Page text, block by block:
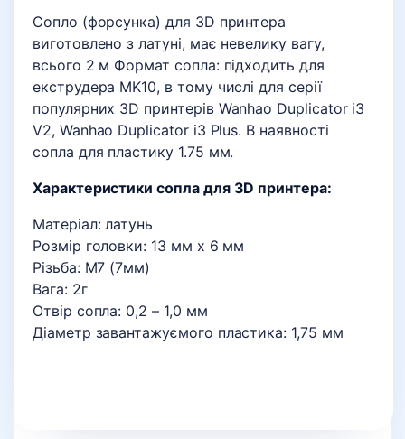
Сопло (форсунка) для 3D принтера
виготовлено з латуні, має невелику вагу,
всього 2 м Формат сопла: підходить для
екструдера MK10, в тому числі для серії
популярних 3D принтерів Wanhao Duplicator i3
V2, Wanhao Duplicator i3 Plus. В наявності
сопла для пластику 1.75 мм.
Характеристики сопла для 3D принтера:
Матеріал: латунь
Розмір головки: 13 мм х 6 мм
Різьба: М7 (7мм)
Вага: 2г
Отвір сопла: 0,2 – 1,0 мм
Діаметр завантажуємого пластика: 1,75 мм